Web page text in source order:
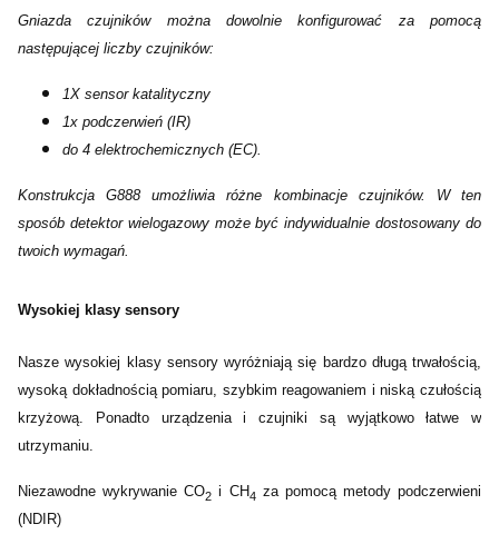
Gniazda czujników można dowolnie konfigurować za pomocą
następującej liczby czujników:
1X sensor katalityczny
1x podczerwień (IR)
do 4 elektrochemicznych (EC).
Konstrukcja G888 umożliwia różne kombinacje czujników. W ten
sposób detektor wielogazowy może być indywidualnie dostosowany do
twoich wymagań.
Wysokiej klasy sensory
Nasze wysokiej klasy sensory wyróżniają się bardzo długą trwałością,
wysoką dokładnością pomiaru, szybkim reagowaniem i niską czułością
krzyżową. Ponadto urządzenia i czujniki są wyjątkowo łatwe w
utrzymaniu.
Niezawodne wykrywanie CO2 i CH4 za pomocą metody podczerwieni
(NDIR)